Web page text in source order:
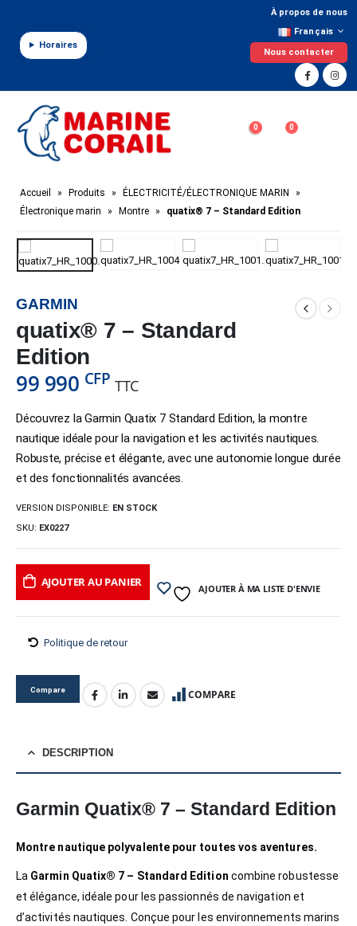
Horaires
À propos de nous
Français
Nous contacter
0 0
Accueil » Produits » ÉLECTRICITÉ/ÉLECTRONIQUE MARIN
»
Électronique marin
» Montre » quatix® 7 – Standard Edition
GARMIN
quatix® 7 – Standard
Edition
99 990 CFP TTC
Découvrez la Garmin Quatix 7 Standard Edition, la montre
nautique idéale pour la navigation et les activités nautiques.
Robuste, précise et élégante, avec une autonomie longue durée
et des fonctionnalités avancées.
VERSION DISPONIBLE: EN STOCK
SKU: EX0227
AJOUTER AU PANIER AJOUTER À MA LISTE D'ENVIE
Politique de retour
Compare COMPARE
DESCRIPTION
Garmin Quatix® 7 – Standard Edition
Montre nautique polyvalente pour toutes vos aventures.
La Garmin Quatix® 7 – Standard Edition combine robustesse
et élégance, idéale pour les passionnés de navigation et
d’activités nautiques. Conçue pour les environnements marins